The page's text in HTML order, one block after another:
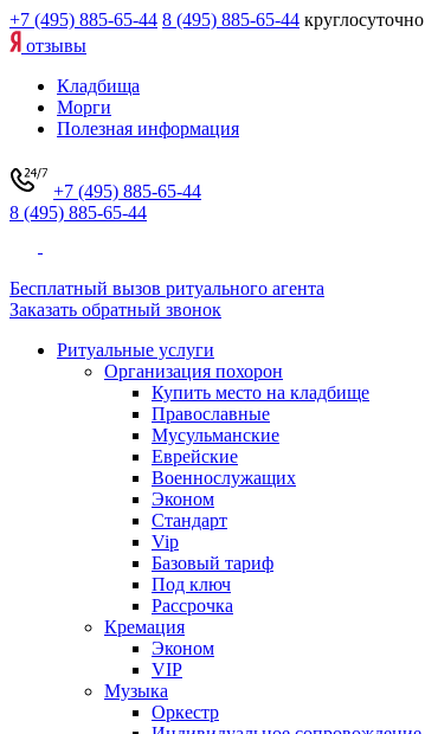
+7 (495) 885-65-44 8 (495) 885-65-44 круглосуточно
отзывы
Кладбища
Морги
Полезная информация
+7 (495) 885-65-44
8 (495) 885-65-44
Бесплатный вызов ритуального агента
Заказать обратный звонок
Ритуальные услуги
Организация похорон
Купить место на кладбище
Православные
Мусульманские
Еврейские
Военнослужащих
Эконом
Стандарт
Vip
Базовый тариф
Под ключ
Рассрочка
Кремация
Эконом
VIP
Музыка
Оркестр